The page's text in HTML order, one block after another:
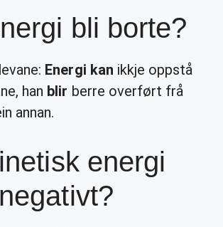
bli borte?
Energi kan ikkje oppstå
han blir berre overført frå
annan.
energi